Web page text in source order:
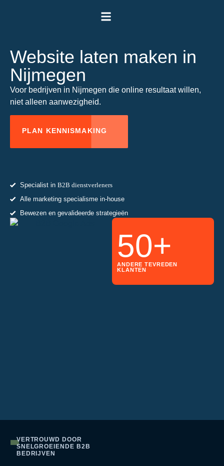
Website laten maken in
Nijmegen
Voor bedrijven in Nijmegen die online resultaat willen,
niet alleen aanwezigheid.
PLAN KENNISMAKING
Specialist in B2B dienstverleners
Alle marketing specialisme in-house
Bewezen en gevalideerde strategieën
50+
ANDERE TEVREDEN
KLANTEN
VERTROUWD DOOR
SNELGROEIENDE B2B
BEDRIJVEN